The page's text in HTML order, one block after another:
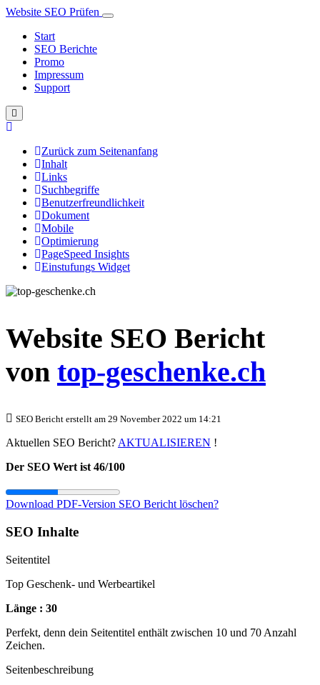
Website SEO Prüfen
Start
SEO Berichte
Promo
Impressum
Support
Zurück zum Seitenanfang
Inhalt
Links
Suchbegriffe
Benutzerfreundlichkeit
Dokument
Mobile
Optimierung
PageSpeed Insights
Einstufungs Widget
Website SEO Bericht
von top-geschenke.ch
SEO Bericht erstellt am 29 November 2022 um 14:21
Aktuellen SEO Bericht? AKTUALISIEREN !
Der SEO Wert ist 46/100
Download PDF-Version SEO Bericht löschen?
SEO Inhalte
Seitentitel
Top Geschenk- und Werbeartikel
Länge : 30
Perfekt, denn dein Seitentitel enthält zwischen 10 und 70 Anzahl
Zeichen.
Seitenbeschreibung